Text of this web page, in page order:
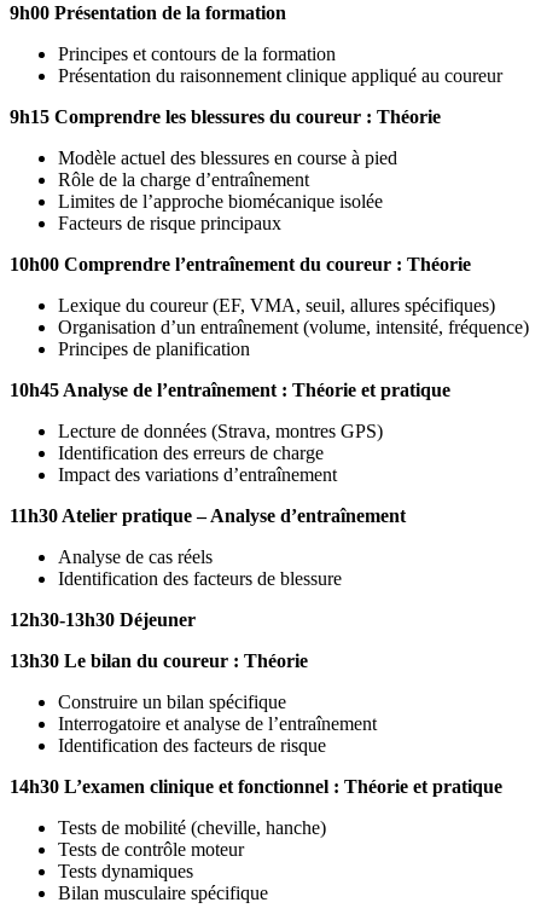
9h00 Présentation de la formation
Principes et contours de la formation
Présentation du raisonnement clinique appliqué au coureur
9h15 Comprendre les blessures du coureur : Théorie
Modèle actuel des blessures en course à pied
Rôle de la charge d’entraînement
Limites de l’approche biomécanique isolée
Facteurs de risque principaux
10h00 Comprendre l’entraînement du coureur : Théorie
Lexique du coureur (EF, VMA, seuil, allures spécifiques)
Organisation d’un entraînement (volume, intensité, fréquence)
Principes de planification
10h45 Analyse de l’entraînement : Théorie et pratique
Lecture de données (Strava, montres GPS)
Identification des erreurs de charge
Impact des variations d’entraînement
11h30 Atelier pratique – Analyse d’entraînement
Analyse de cas réels
Identification des facteurs de blessure
12h30-13h30 Déjeuner
13h30 Le bilan du coureur : Théorie
Construire un bilan spécifique
Interrogatoire et analyse de l’entraînement
Identification des facteurs de risque
14h30 L’examen clinique et fonctionnel : Théorie et pratique
Tests de mobilité (cheville, hanche)
Tests de contrôle moteur
Tests dynamiques
Bilan musculaire spécifique